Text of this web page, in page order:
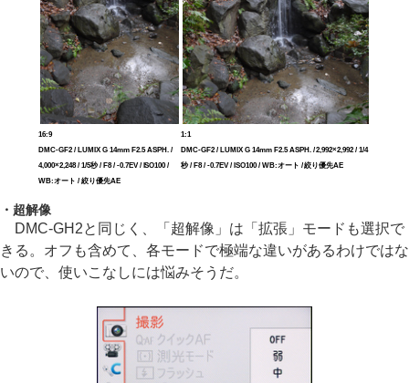
16:9
DMC-GF2 / LUMIX G 14mm F2.5 ASPH. /
4,000×2,248 / 1/5秒 / F8 / -0.7EV / ISO100 /
WB:オート / 絞り優先AE
1:1
DMC-GF2 / LUMIX G 14mm F2.5 ASPH. / 2,992×2,992 / 1/4
秒 / F8 / -0.7EV / ISO100 / WB:オート / 絞り優先AE
・超解像
DMC-GH2と同じく、「超解像」は「拡張」モードも選択で
きる。オフも含めて、各モードで極端な違いがあるわけではな
いので、使いこなしには悩みそうだ。